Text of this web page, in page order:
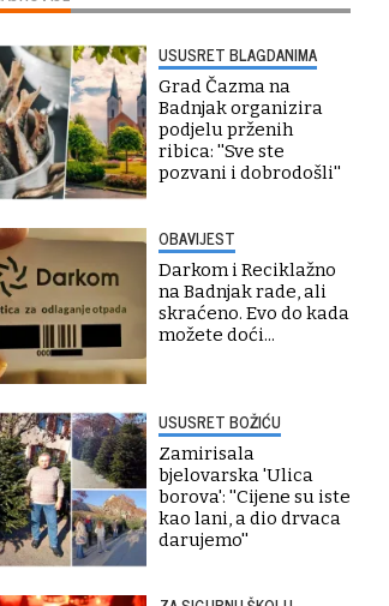
USUSRET BLAGDANIMA
Grad Čazma na
Badnjak organizira
podjelu prženih
ribica: ''Sve ste
pozvani i dobrodošli''
OBAVIJEST
Darkom i Reciklažno
na Badnjak rade, ali
skraćeno. Evo do kada
možete doći...
USUSRET BOŽIĆU
Zamirisala
bjelovarska 'Ulica
borova': ''Cijene su iste
kao lani, a dio drvaca
darujemo''